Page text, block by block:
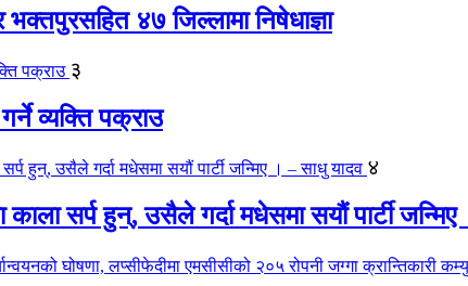
४७ जिल्लामा निषेधाज्ञा
३
व्यक्ति पक्राउ
४
सर्प हुन्, उसैले गर्दा मधेसमा सयौं पार्टी